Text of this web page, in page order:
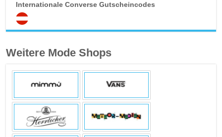
Internationale Converse Gutscheincodes
Weitere Mode Shops